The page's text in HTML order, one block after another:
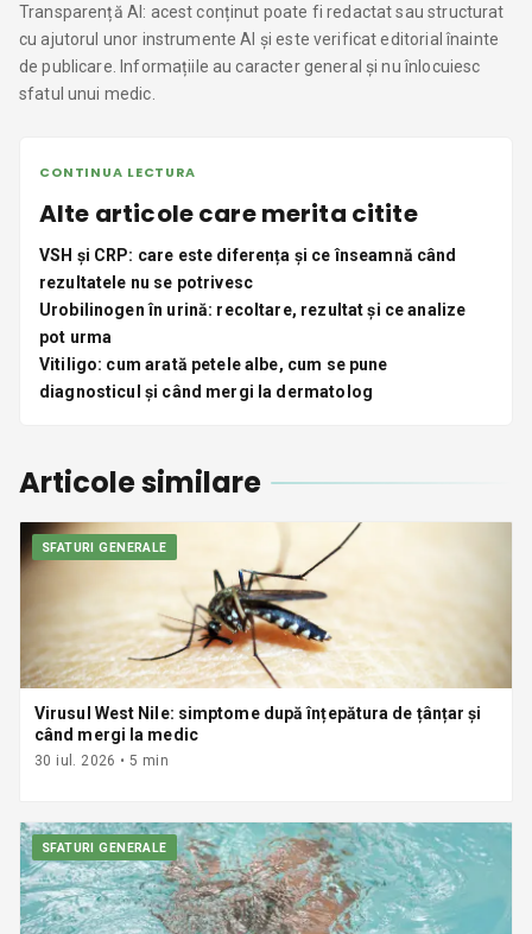
Transparență AI: acest conținut poate fi redactat sau structurat
cu ajutorul unor instrumente AI și este verificat editorial înainte
de publicare. Informațiile au caracter general și nu înlocuiesc
sfatul unui medic.
CONTINUA LECTURA
Alte articole care merita citite
VSH și CRP: care este diferența și ce înseamnă când
rezultatele nu se potrivesc
Urobilinogen în urină: recoltare, rezultat și ce analize
pot urma
Vitiligo: cum arată petele albe, cum se pune
diagnosticul și când mergi la dermatolog
Articole similare
SFATURI GENERALE
Virusul West Nile: simptome după înțepătura de țânțar și
când mergi la medic
30 iul. 2026 •5 min
SFATURI GENERALE